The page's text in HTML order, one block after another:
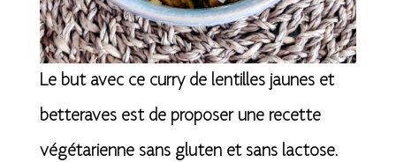
Le but avec ce curry de lentilles jaunes et
betteraves est de proposer une recette
végétarienne sans gluten et sans lactose.